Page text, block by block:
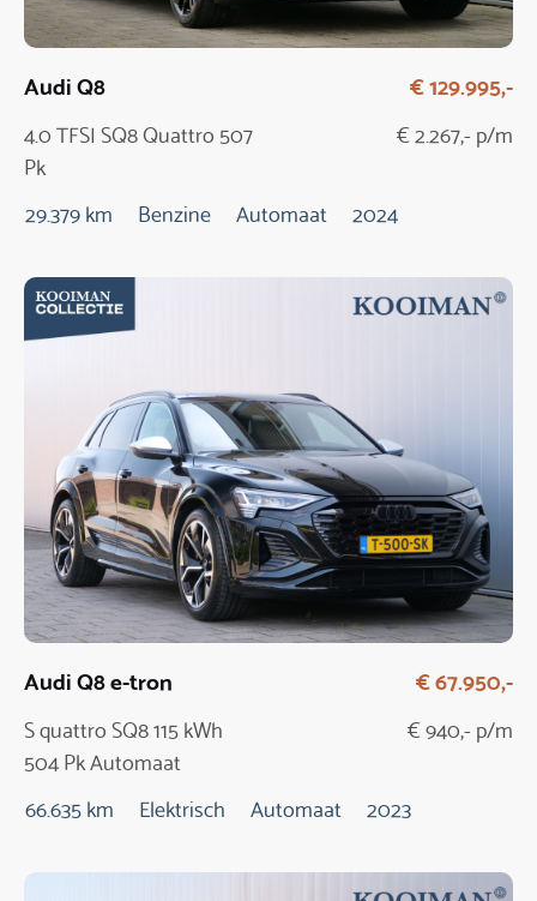
Audi Q8
4.0 TFSI SQ8 Quattro 507
Pk
€ 129.995,-
€ 2.267,- p/m
29.379 km Benzine Automaat 2024
Audi Q8 e-tron
S quattro SQ8 115 kWh
504 Pk Automaat
€ 67.950,-
€ 940,- p/m
66.635 km Elektrisch Automaat 2023